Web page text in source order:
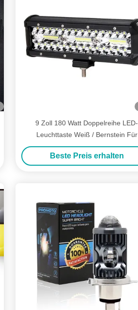
9 Zoll 180 Watt Doppelreihe LED-
Leuchttaste Weiß / Bernstein Für
Geländewagen
Beste Preis erhalten